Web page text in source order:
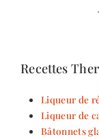
Recettes
Liqueur de
Liqueur de
Bâtonnets